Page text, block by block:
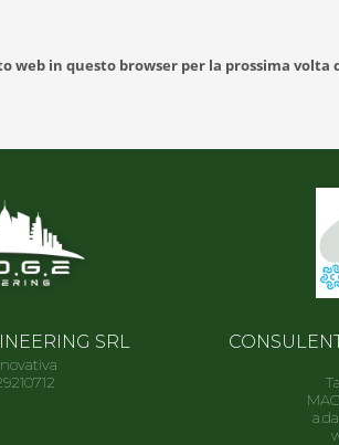
web in questo browser per la prossima volta
SRL